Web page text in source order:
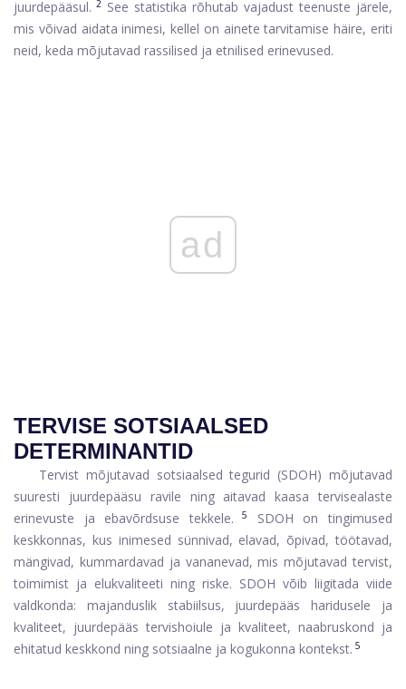
juurdepääsul. 2 See statistika rõhutab vajadust teenuste järele,
mis võivad aidata inimesi, kellel on ainete tarvitamise häire, eriti
neid, keda mõjutavad rassilised ja etnilised erinevused.
ad
TERVISE SOTSIAALSED
DETERMINANTID
Tervist mõjutavad sotsiaalsed tegurid (SDOH) mõjutavad
suuresti juurdepääsu ravile ning aitavad kaasa tervisealaste
erinevuste ja ebavõrdsuse tekkele. 5
SDOH on tingimused
keskkonnas, kus inimesed sünnivad, elavad, õpivad, töötavad,
mängivad, kummardavad ja vananevad, mis mõjutavad tervist,
toimimist ja elukvaliteeti ning riske. SDOH võib liigitada viide
valdkonda: majanduslik stabiilsus, juurdepääs haridusele ja
kvaliteet, juurdepääs tervishoiule ja kvaliteet, naabruskond ja
ehitatud keskkond ning sotsiaalne ja kogukonna kontekst. 5